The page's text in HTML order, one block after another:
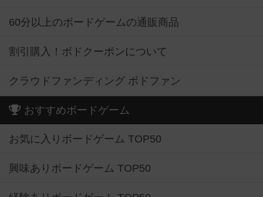
60分以上のボードゲームの通販商品
割引購入！ボドクーポンについて
クラウドファンディング ボドファン
おすすめボードゲーム
お気に入りボードゲーム TOP50
興味ありボードゲーム TOP50